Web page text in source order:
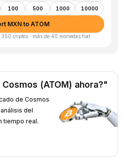
100 500 1000 10000
MXN to ATOM
350 criptos · más de 40 monedas fiat
(ATOM) ahora?"
de Cosmos
del
tiempo real.